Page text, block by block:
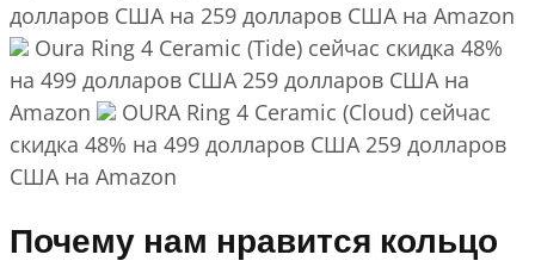
долларов США на 259 долларов США на Amazon
Oura Ring 4 Ceramic (Tide) сейчас скидка 48%
на 499 долларов США 259 долларов США на
Amazon
OURA Ring 4 Ceramic (Cloud) сейчас
скидка 48% на 499 долларов США 259 долларов
США на Amazon
Почему нам нравится кольцо